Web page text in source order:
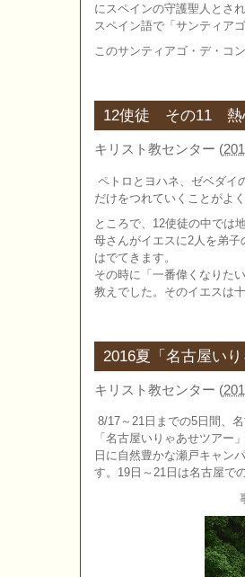
にスペインの守護聖人とさ
スペイン語で「サンティア
このサンティアゴ・デ・コ
12使徒 その11 熱
キリスト教センター (
ペトロとヨハネ、ゼベダイ
だけをつれていくことがよ
ところで、12使徒の中では
母さんがイエスに2人を弟
はでてきます。
その時に「一番偉くなりた
教えでした。そのイエスは
2016夏「名古屋いり
キリスト教センター (
8/17～21日までの5日間、
「名古屋いりゃあせツアー
日に自然豊かな瀬戸キャン
す。19日～21日は名古屋で